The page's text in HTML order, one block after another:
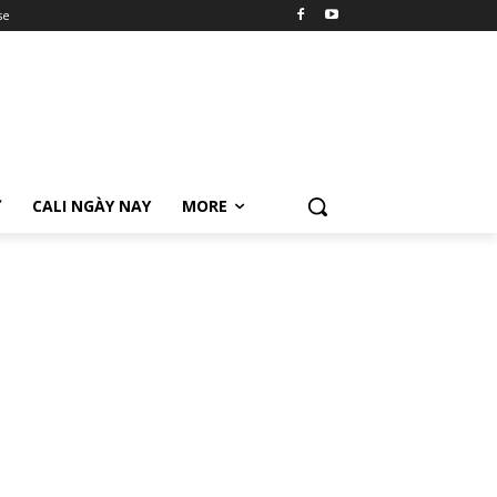
CALI NGÀY NAY MORE